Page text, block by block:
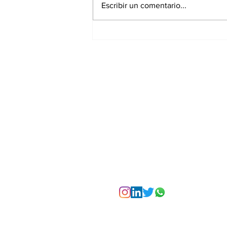
Escribir un comentario...